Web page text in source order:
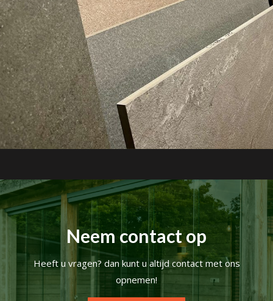
Neem contact op
Heeft u vragen? dan kunt u altijd contact met ons
opnemen!